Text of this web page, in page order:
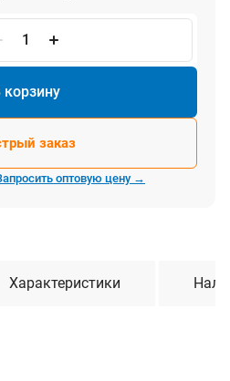
корзину
заказ
оптовую цену →
Характеристики